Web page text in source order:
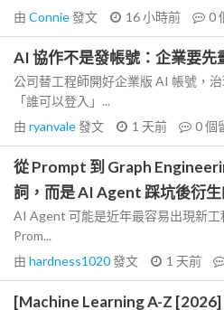
由 Connie發文 16 小時前 0
AI 協作不是發帳號：企業要先
公司替工程師開好企業版 AI 帳號，
「誰可以登入」...
由 ryanvale發文 1 天前 0個
從 Prompt 到 Graph
詞，而是 AI Agent 踩坑後衍
AI Agent 可能是近年最容易出現新
Prom...
由 hardness1020發文 1 天前
[Machine Learning A-Z